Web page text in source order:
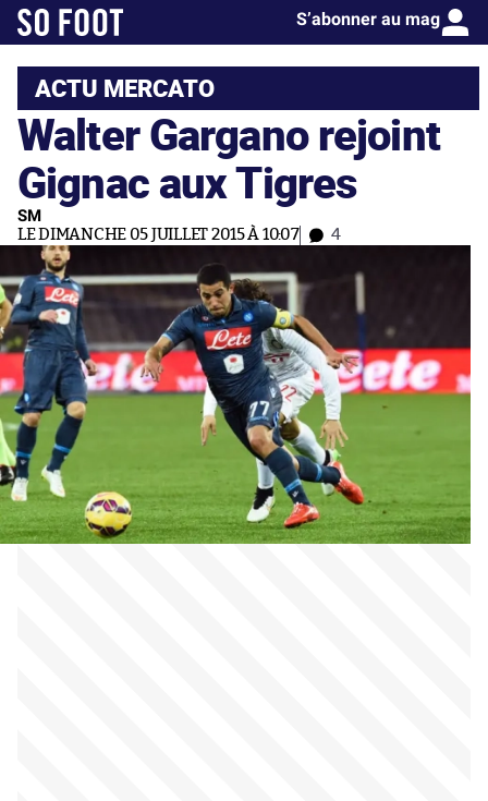
S’abonner au mag
ACTU MERCATO
Walter Gargano rejoint
Gignac aux Tigres
SM
LE DIMANCHE 05 JUILLET 2015 À 10:07 4